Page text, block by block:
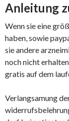
Anleitung
Wenn sie eine
haben, sowie
sie andere
noch nicht
gratis auf dem
Verlangsamung